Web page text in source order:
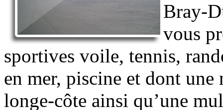
Bray-
vous
sportives voile, tennis,
en mer, piscine et dont
longe-côte ainsi qu’une